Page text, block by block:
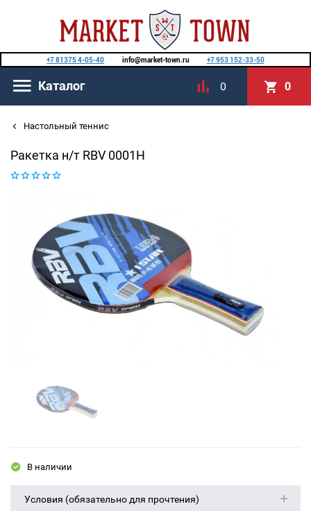
+7 81375 4-05-40 info@market-town.ru +7 953 152-33-50
Каталог 0 0
Настольный теннис
Ракетка н/т RBV 0001H
В наличии
Условия (обязательно для прочтения)